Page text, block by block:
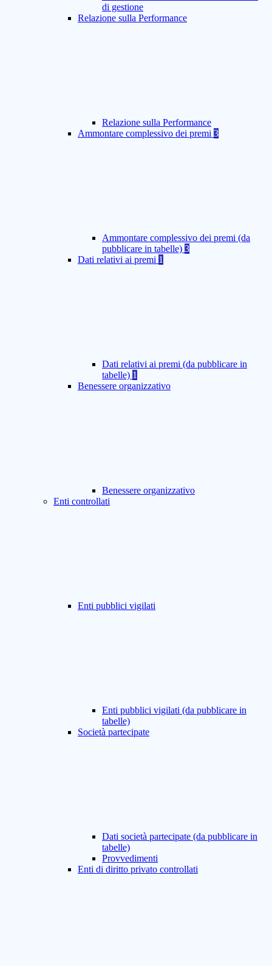
di gestione
Relazione sulla Performance
Relazione sulla Performance
Ammontare complessivo dei premi 3
Ammontare complessivo dei premi (da
pubblicare in tabelle) 3
Dati relativi ai premi 1
Dati relativi ai premi (da pubblicare in
tabelle) 1
Benessere organizzativo
Benessere organizzativo
Enti controllati
Enti pubblici vigilati
Enti pubblici vigilati (da pubblicare in
tabelle)
Società partecipate
Dati società partecipate (da pubblicare in
tabelle)
Provvedimenti
Enti di diritto privato controllati